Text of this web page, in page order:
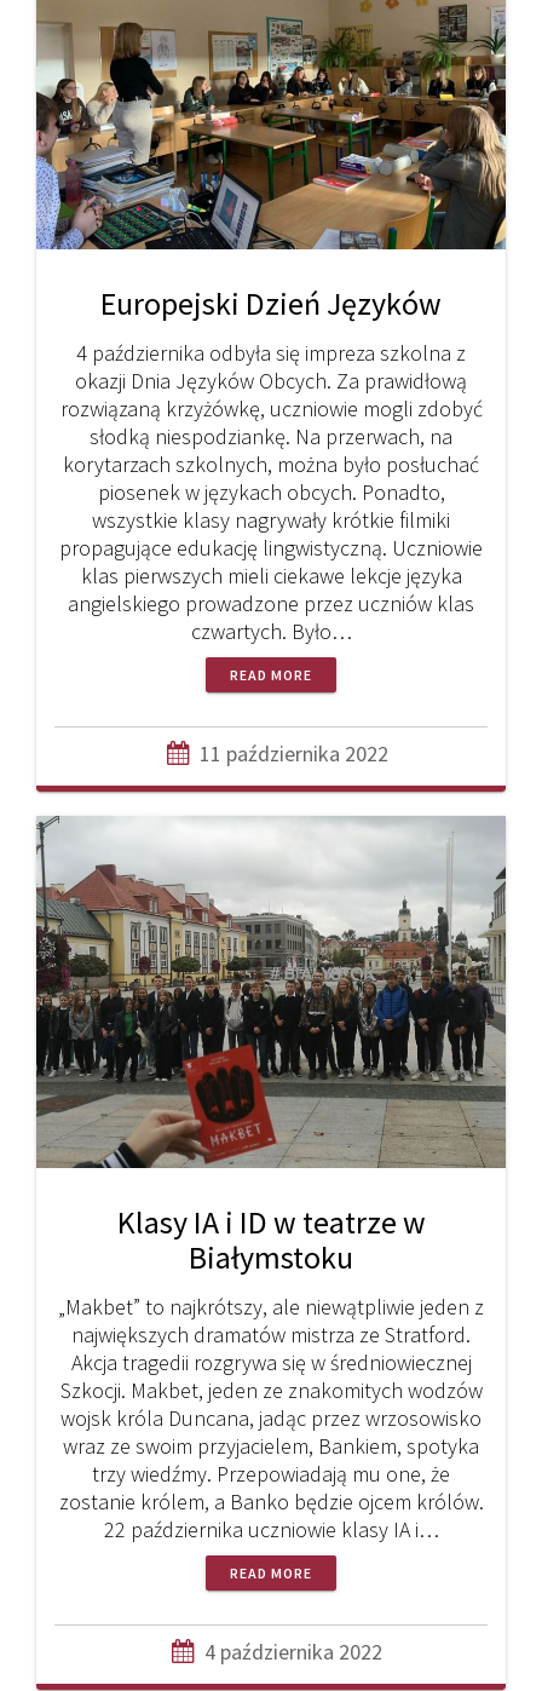
Europejski Dzień Języków
4 października odbyła się impreza szkolna z
okazji Dnia Języków Obcych. Za prawidłową
rozwiązaną krzyżówkę, uczniowie mogli zdobyć
słodką niespodziankę. Na przerwach, na
korytarzach szkolnych, można było posłuchać
piosenek w językach obcych. Ponadto,
wszystkie klasy nagrywały krótkie filmiki
propagujące edukację lingwistyczną. Uczniowie
klas pierwszych mieli ciekawe lekcje języka
angielskiego prowadzone przez uczniów klas
czwartych. Było…
READ MORE
11 października 2022
Klasy IA i ID w teatrze w
Białymstoku
„Makbet” to najkrótszy, ale niewątpliwie jeden z
największych dramatów mistrza ze Stratford.
Akcja tragedii rozgrywa się w średniowiecznej
Szkocji. Makbet, jeden ze znakomitych wodzów
wojsk króla Duncana, jadąc przez wrzosowisko
wraz ze swoim przyjacielem, Bankiem, spotyka
trzy wiedźmy. Przepowiadają mu one, że
zostanie królem, a Banko będzie ojcem królów.
22 października uczniowie klasy IA i…
READ MORE
4 października 2022